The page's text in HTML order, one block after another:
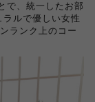
で、統一したお部
ルで優しい女性
ランク上のコー